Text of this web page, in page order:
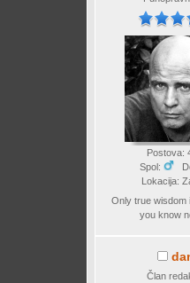
Postova:
Spol:
Lokacija:
Only true wisdom
you know
Član